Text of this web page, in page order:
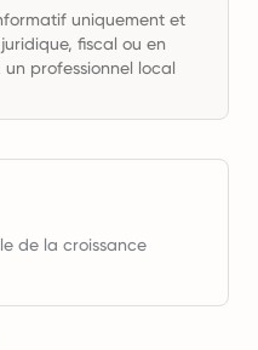
uniquement et
fiscal ou en
professionnel local
de la croissance